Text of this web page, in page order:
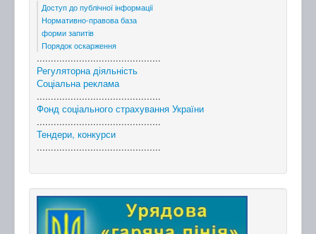
Доступ до публічної інформації
Нормативно-правова база
форми запитів
Порядок оскарження
............................................
Регуляторна діяльність
Соціальна реклама
............................................
Фонд соціального страхування України
............................................
Тендери, конкурси
............................................